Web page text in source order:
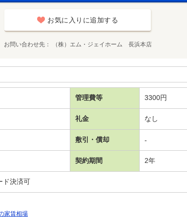
お気に入りに追加する
お問い合わせ先 （株）エム・ジェイホーム 長浜本店
管理費等 3300円
礼金 なし
敷引・償却 -
契約期間 2年
ド決済可
家賃相場